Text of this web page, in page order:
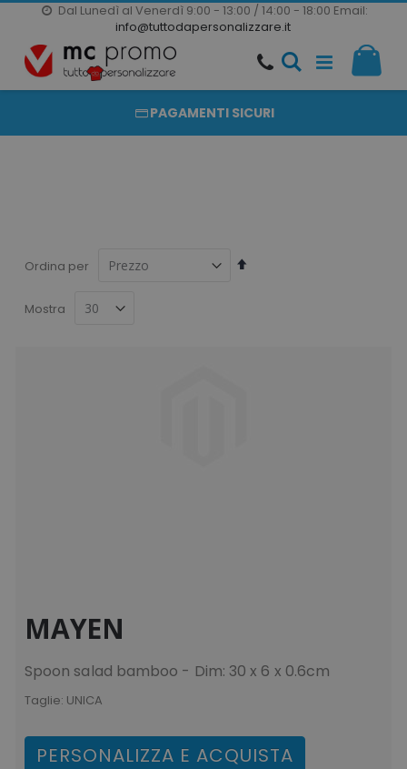
Dal Lunedì al Venerdì 9:00 - 13:00 / 14:00 - 18:00 Email:
info@tuttodapersonalizzare.it
Salta
al
contenuto
20000 PRODOTTI
PRODOTTI COMPLETAMENTE PERSONALIZZABILI
PAGAMENTI SICURI
Ordina per
Mostra
MAYEN
Spoon salad bamboo - Dim: 30 x 6 x 0.6cm
Taglie: UNICA
PERSONALIZZA E ACQUISTA